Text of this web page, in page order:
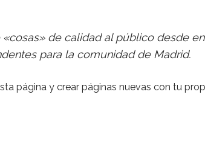
de calidad al público desde
para la comunidad de Madrid.
página y crear páginas nuevas con tu